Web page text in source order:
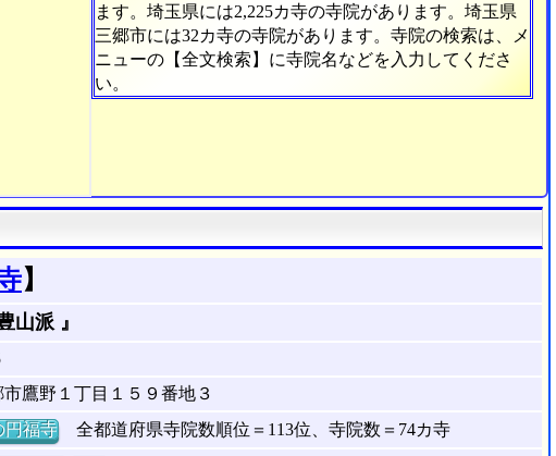
ます。埼玉県には2,225カ寺の寺院があります。埼玉県
三郷市には32カ寺の寺院があります。寺院の検索は、メ
ニューの【全文検索】に寺院名などを入力してくださ
い。
】
山派 』
鷹野１丁目１５９番地３
円福寺全都道府県寺院数順位＝113位、寺院数＝74カ寺